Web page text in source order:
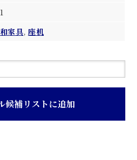
1
和家具,座机
候補リストに追加